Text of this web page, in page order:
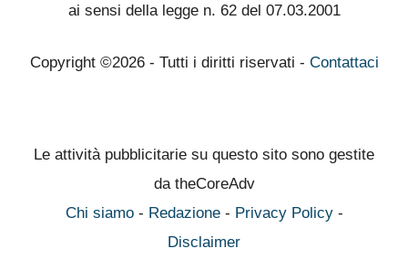
ai sensi della legge n. 62 del 07.03.2001
Copyright ©2026 - Tutti i diritti riservati - Contattaci
Le attività pubblicitarie su questo sito sono gestite
da theCoreAdv
Chi siamo- Redazione- Privacy Policy-
Disclaimer